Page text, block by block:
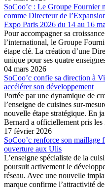
SoCoo’c : Le Groupe Fournier
comme Directeur de
Expo Paris 2026 du 14 au 16
Pour accompagner sa
l’international, le Groupe
étape clé. La création d’une
unique pour ses quatre
04 mars 2026
SoCoo’c confie sa direction à
accélérer son développement
Portée par une dynamique de
l’enseigne de cuisines sur-
nouvelle étape stratégique. En
Bernard a officiellement pris les
17 février 2026
SoCoo’c renforce son maillage
ouverture aux Ulis
L’enseigne spécialiste de la
poursuit activement le
réseau. Avec une nouvelle
marque confirme l’attractivité